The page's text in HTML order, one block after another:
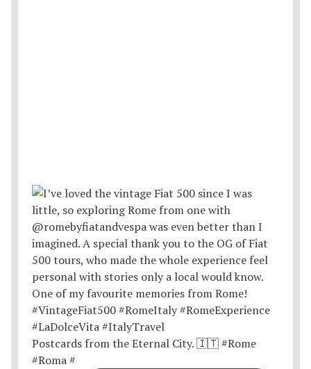
Postcards from the Eternal City. 🇮🇹 #Rome
#Roma #